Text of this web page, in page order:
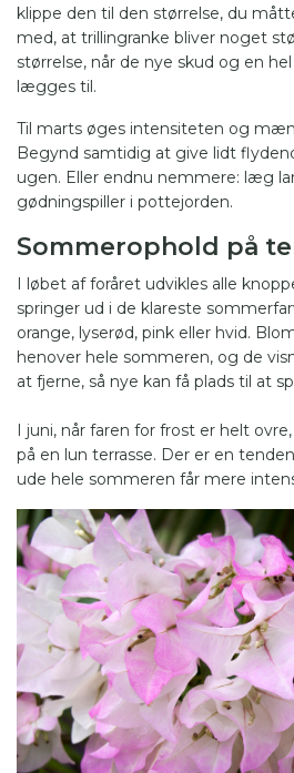
klippe den til den størrelse, du
med, at trillingranke bliver noget
størrelse, når de nye skud og en
lægges til.
Til marts øges intensiteten og
Begynd samtidig at give lidt
ugen. Eller endnu nemmere: læg
gødningspiller i pottejorden.
Sommerophold på
I løbet af foråret udvikles alle
springer ud i de klareste
orange, lyserød, pink eller hvid.
henover hele sommeren, og de
at fjerne, så nye kan få plads til at
I juni, når faren for frost er helt
på en lun terrasse. Der er en
ude hele sommeren får mere